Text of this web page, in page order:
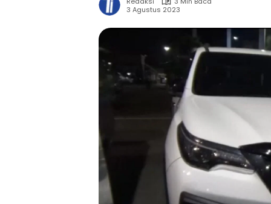
3 Agustus 2023